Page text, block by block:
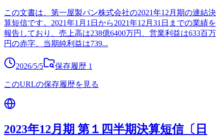
この文書は、第一屋製パン株式会社の2021年12月期の連結決
算短信です。2021年1月1日から2021年12月31日までの業績を
報告しており、売上高は238億6400万円、営業利益は633百万
円の赤字、当期純利益は739...
2026/5/5 保存履歴 1
このURLの保存履歴を見る
2023年12月期 第１四半期決算短信〔日